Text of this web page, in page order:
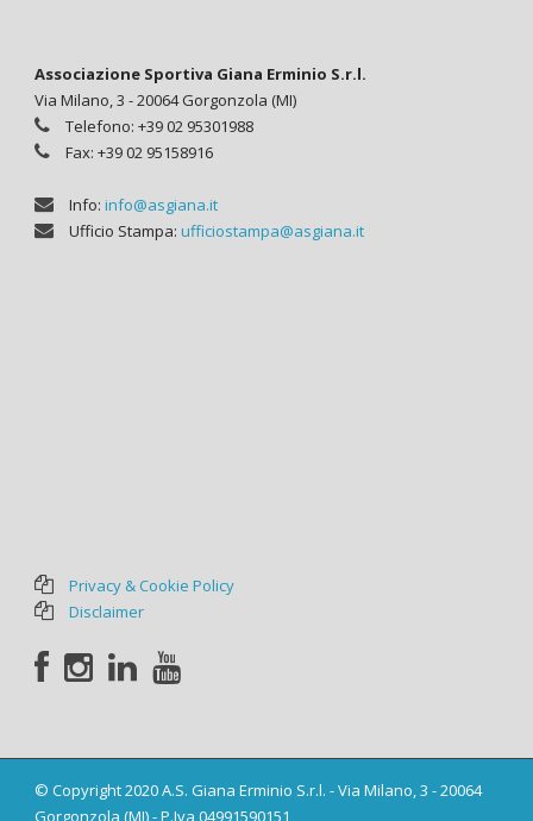
Associazione Sportiva Giana Erminio S.r.l.
Via Milano, 3 - 20064 Gorgonzola (MI)
Telefono: +39 02 95301988
Fax: +39 02 95158916
Info: info@asgiana.it
Ufficio Stampa: ufficiostampa@asgiana.it
Privacy & Cookie Policy
Disclaimer
© Copyright 2020 A.S. Giana Erminio S.r.l. - Via Milano, 3 - 20064